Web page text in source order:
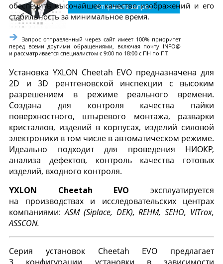
обес­пе­чить вы­сочай­шее ка­чес­тво изоб­ра­жений и его
ста­биль­ность за ми­нималь­ное вре­мя.
Отправьте запрос
Запрос отправленный через сайт имеет 100% приоритет
перед всеми другими обращениями, включая почту INFO@
и рассматривается специалистом с 9:00 по 18:00 с ПН по ПТ.
Установка YXLON Cheetah EVO предназначена для
2D и 3D рентгеновской инспекции c высоким
разрешением в режиме реального времени.
Создана для контроля качества пайки
поверхностного, штыревого монтажа, разварки
кристаллов, изделий в корпусах, изделий силовой
электроники в том числе в автоматическом режиме.
Идеально подходит для проведения НИОКР,
анализа дефектов, контроль качества готовых
изделий, входного контроля.
YXLON Cheetah EVO эксплуатируется
на производствах и исследовательских центрах
компаниями:ASM (Siplace, DEK), REHM, SEHO, VITrox,
ASSCON.
Серия установок Cheetah EVO предлагает